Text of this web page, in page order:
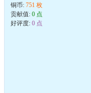
铜币: 751 枚
贡献值: 0 点
好评度: 0 点